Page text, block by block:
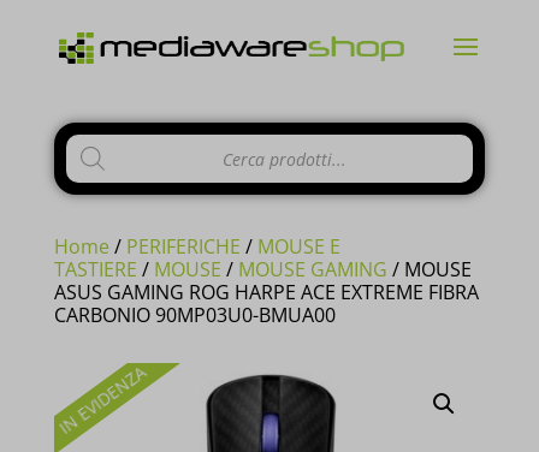
Products
search
Home / PERIFERICHE / MOUSE E
TASTIERE / MOUSE / MOUSE GAMING / MOUSE
ASUS GAMING ROG HARPE ACE EXTREME FIBRA
CARBONIO 90MP03U0-BMUA00